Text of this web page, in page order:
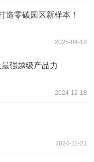
造零碳园区新样本！
2025-04-18
强越级产品力
2024-12-18
2024-11-21